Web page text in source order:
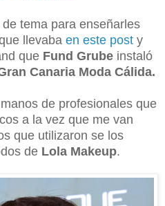
tema para enseñarles
llevaba en este post y
que Fund Grube instaló
Canaria Moda Cálida.
de profesionales que
a la vez que me van
que utilizaron se los
de Lola Makeup.